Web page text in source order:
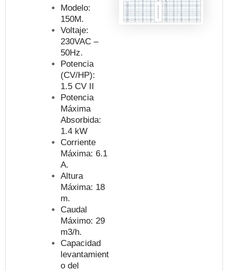
Modelo:
150M.
Voltaje:
230VAC –
50Hz.
Potencia
(CV/HP):
1.5 CV II
Potencia
Máxima
Absorbida:
1.4 kW
Corriente
Máxima: 6.1
A.
Altura
Máxima: 18
m.
Caudal
Máximo: 29
m3/h.
Capacidad
levantamient
o del